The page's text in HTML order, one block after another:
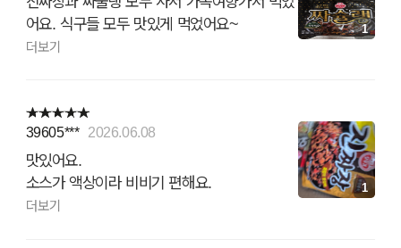
어요. 식구들 모두 맛있게 먹었어요~
더보기
1
39605*** 2026.06.08
맛있어요.
소스가 액상이라 비비기 편해요.
더보기
1